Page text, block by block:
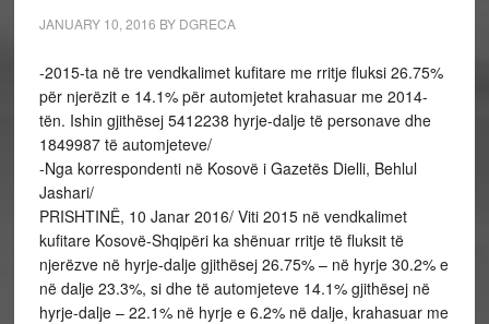
JANUARY 10, 2016 BY DGRECA
-2015-ta në tre vendkalimet kufitare me rritje fluksi 26.75%
për njerëzit e 14.1% për automjetet krahasuar me 2014-
tën. Ishin gjithësej 5412238 hyrje-dalje të personave dhe
1849987 të automjeteve/
-Nga korrespondenti në Kosovë i Gazetës Dielli, Behlul
Jashari/
PRISHTINË, 10 Janar 2016/ Viti 2015 në vendkalimet
kufitare Kosovë-Shqipëri ka shënuar rritje të fluksit të
njerëzve në hyrje-dalje gjithësej 26.75% – në hyrje 30.2% e
në dalje 23.3%, si dhe të automjeteve 14.1% gjithësej në
hyrje-dalje – 22.1% në hyrje e 6.2% në dalje, krahasuar me